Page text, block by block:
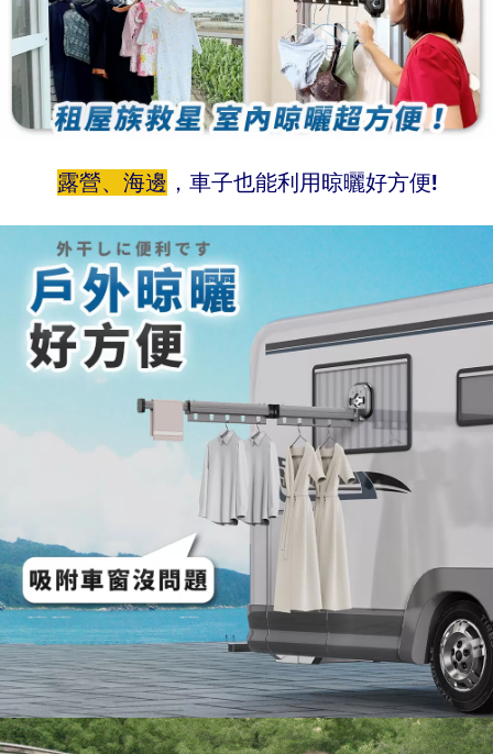
露營、海邊 ，車子也能利用晾曬好方便!